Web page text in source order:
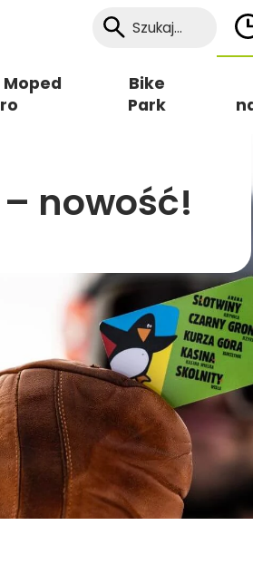
Bike
Park
– nowość!